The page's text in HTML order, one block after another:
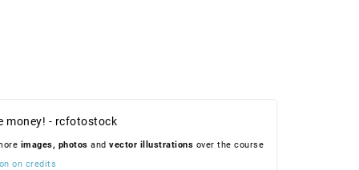
money! - rcfotostock
images, photos and vector illustrations over the course
on credits